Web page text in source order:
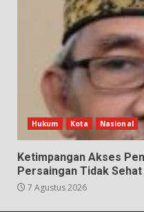
Hukum Kota Nasional
Ketimpangan Akses
Persaingan Tidak
7 Agustus 2026